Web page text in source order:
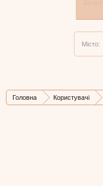
Місто:
Головна Користувачі